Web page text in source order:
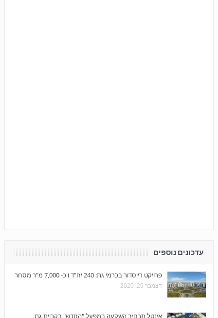
עדכונים נוספים
פרויקט רייסדור בכרמי גת: 240 יח"ד ו כ- 7,000 מ"ר מסחר
דצמבר 25, 2020
אינטל תרחיב השקעה במפעל "החדש" בקריית גת